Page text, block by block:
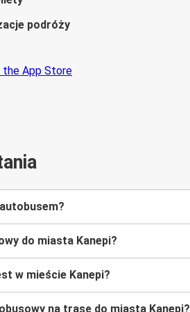
podróży
do miasta Kanepi?
w mieście Kanepi?
na trasę do miasta Kanepi?